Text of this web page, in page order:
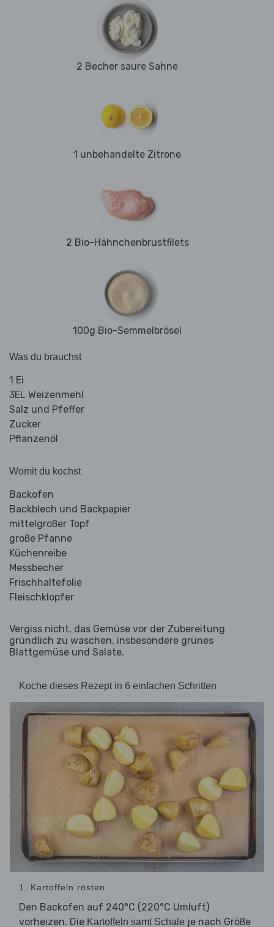
2 Becher saure Sahne
1 unbehandelte Zitrone
2 Bio-Hähnchenbrustfilets
100g Bio-Semmelbrösel
Was du brauchst
1 Ei
3EL Weizenmehl
Salz und Pfeffer
Zucker
Pflanzenöl
Womit du kochst
Backofen
Backblech und Backpapier
mittelgroßer Topf
große Pfanne
Küchenreibe
Messbecher
Frischhaltefolie
Fleischklopfer
Vergiss nicht, das Gemüse vor der Zubereitung
gründlich zu waschen, insbesondere grünes
Blattgemüse und Salate.
Koche dieses Rezept in 6 einfachen Schritten
1. Kartoffeln rösten
Den Backofen auf 240°C (220°C Umluft)
vorheizen. Die Kartoffeln samt Schale je nach Größe